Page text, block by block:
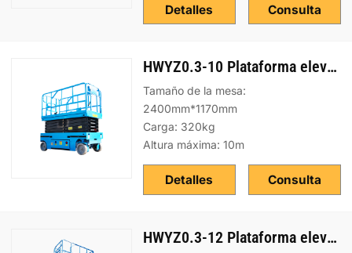
Consulta
Detalles
HWYZ0.3-10 Plataforma elevadora sobre ruedas
Tamaño de la mesa:
2400mm*1170mm
Carga: 320kg
Altura máxima: 10m
Consulta
Detalles
HWYZ0.3-12 Plataforma elevadora sobre ruedas